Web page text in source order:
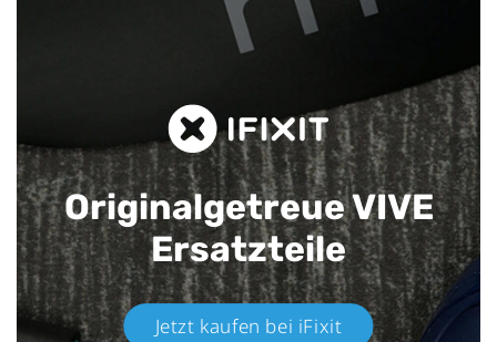
Originalgetreue VIVE
Ersatzteile
Jetzt kaufen bei iFixit​